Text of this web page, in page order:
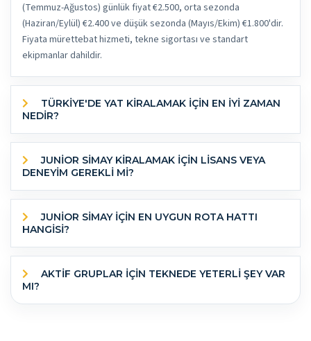
(Temmuz-Ağustos) günlük fiyat €2.500, orta sezonda
(Haziran/Eylül) €2.400 ve düşük sezonda (Mayıs/Ekim) €1.800'dir.
Fiyata mürettebat hizmeti, tekne sigortası ve standart
ekipmanlar dahildir.
NEDİR?
JUNIOR SIMAY KİRALAMAK İÇİN LİSANS VEYA
DENEYİM GEREKLİ Mİ?
JUNIOR SIMAY IÇIN EN UYGUN ROTA HATTI
HANGISI?
MI?